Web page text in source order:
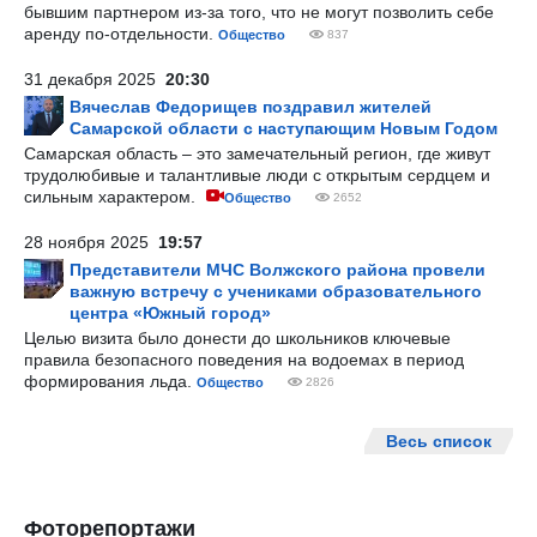
бывшим партнером из-за того, что не могут позволить себе
аренду по-отдельности.
Общество 837
31 декабря 2025 20:30
Вячеслав Федорищев поздравил жителей
Самарской области с наступающим Новым Годом
Самарская область – это замечательный регион, где живут
трудолюбивые и талантливые люди с открытым сердцем и
сильным характером.
Общество 2652
28 ноября 2025 19:57
Представители МЧС Волжского района провели
важную встречу с учениками образовательного
центра «Южный город»
Целью визита было донести до школьников ключевые
правила безопасного поведения на водоемах в период
формирования льда.
Общество 2826
Весь список
Фоторепортажи